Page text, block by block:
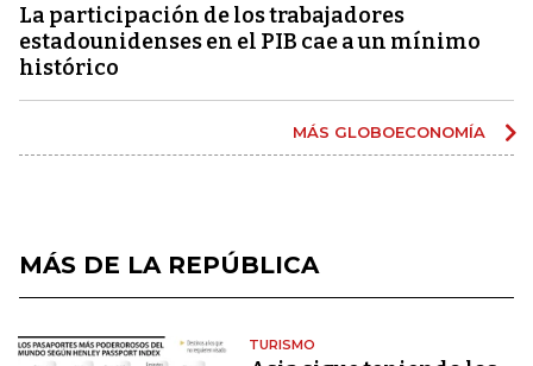
La participación de los trabajadores
estadounidenses en el PIB cae a un mínimo
histórico
MÁS GLOBOECONOMÍA
MÁS DE LA REPÚBLICA
TURISMO